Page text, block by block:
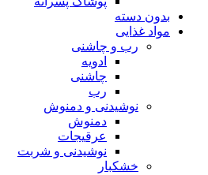
بدون دسته
مواد غذایی
رب و چاشنی
ادویه
چاشنی
رب
نوشیدنی و دمنوش
دمنوش
عرقیجات
نوشیدنی و شربت
خشکبار